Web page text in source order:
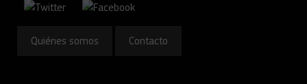
Quiénes somos Contacto